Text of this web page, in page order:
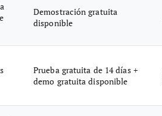
Demostración gratuita
disponible
Prueba gratuita de 14 días +
demo gratuita disponible